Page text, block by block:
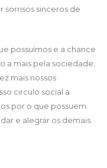
sorrisos sinceros de
possuímos e a chance
a mais pela sociedade,
mais nossos
circulo social a
por o que possuem.
e alegrar os demais.